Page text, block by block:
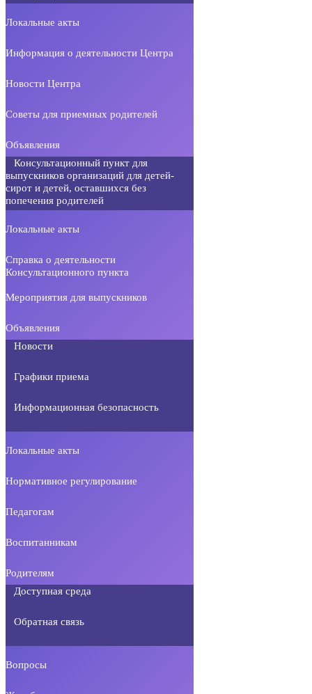
Локальные акты
Информация о деятельности Центра
Новости Центра
Советы для приемных родителей
Объявления
Консультационный пункт для
выпускников организаций для детей-
сирот и детей, оставшихся без
попечения родителей
Локальные акты
Справка о деятельности
Консультационного пункта
Мероприятия для выпускников
Объявления
Новости
Графики приема
Информационная безопасность
Локальные акты
Нормативное регулирование
Педагогам
Воспитанникам
Родителям
Доступная среда
Обратная связь
Вопросы